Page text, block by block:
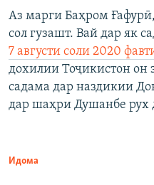
Аз марги Баҳром
сол гузашт. Вай дар як
7 августи соли 2020
дохилии Тоҷикистон он
садама дар наздикии
дар шаҳри Душанбе рух
Идома